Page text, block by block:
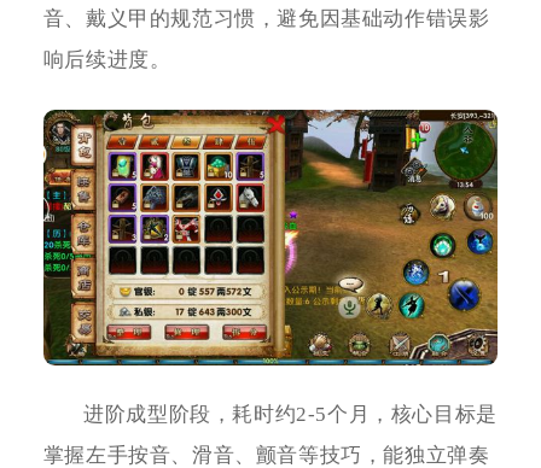
音、戴义甲的规范习惯，避免因基础动作错误影
响后续进度。
进阶成型阶段，耗时约2-5个月，核心目标是
掌握左手按音、滑音、颤音等技巧，能独立弹奏